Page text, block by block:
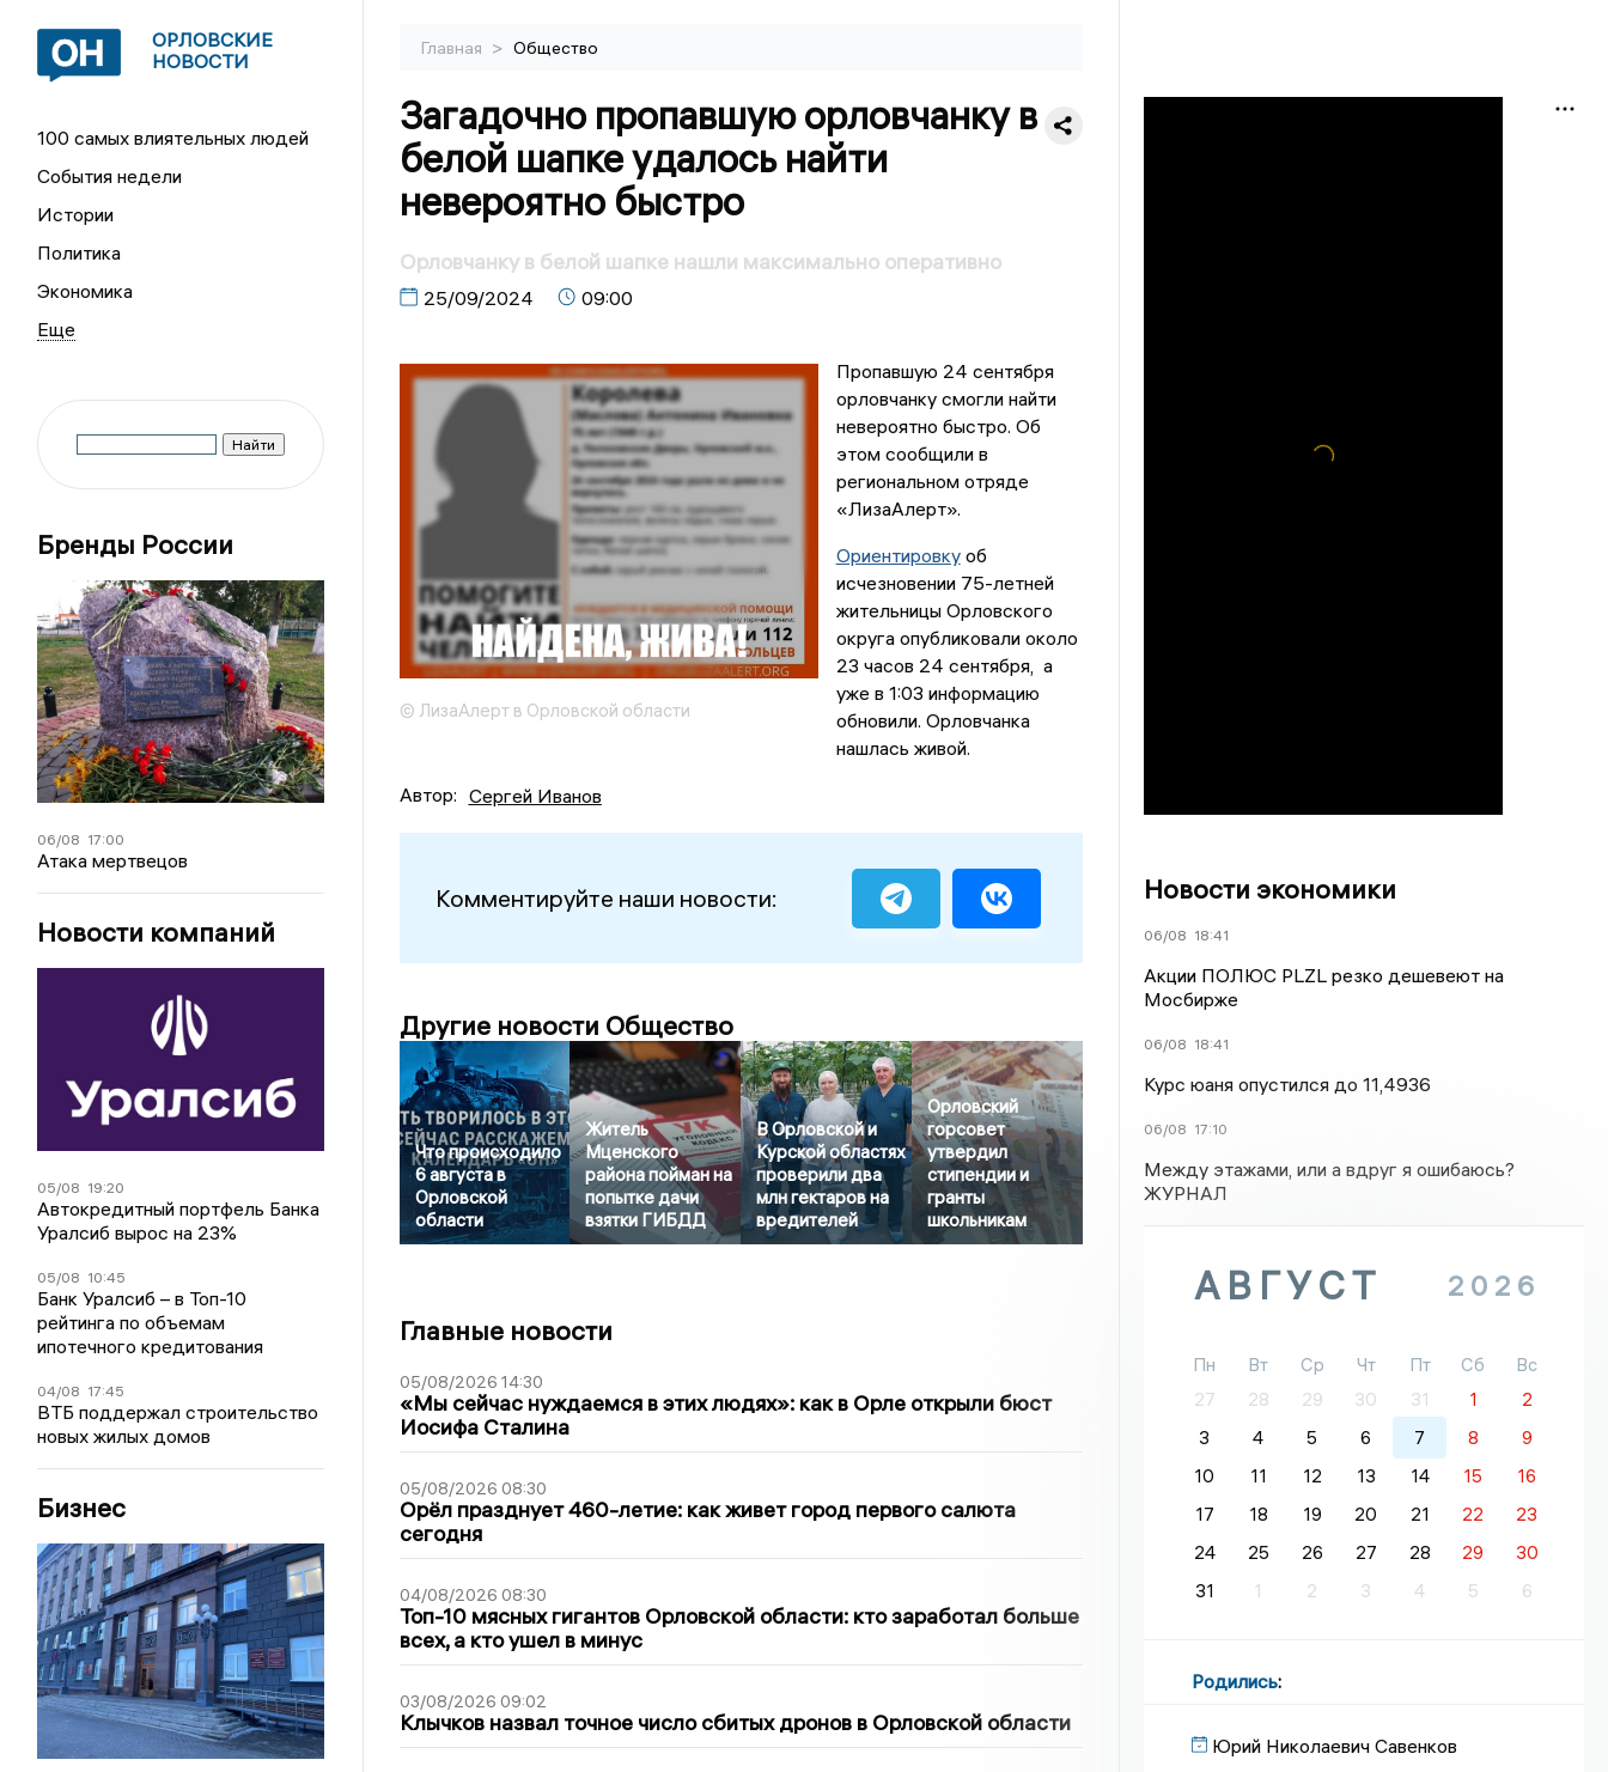
ОРЛОВСКИЕ
НОВОСТИ
100 самых влиятельных людей
События недели
Истории
Политика
Экономика
Бренды России
06/08 17:00
Атака мертвецов
Новости компаний
05/08 19:20
Автокредитный портфель Банка
Уралсиб вырос на 23%
05/08 10:45
Банк Уралсиб – в Топ-10
рейтинга по объемам
ипотечного кредитования
04/08 17:45
ВТБ поддержал строительство
новых жилых домов
Бизнес
Главная > Общество
Загадочно пропавшую орловчанку в
белой шапке удалось найти
невероятно быстро
Орловчанку в белой шапке нашли максимально оперативно
25/09/2024 09:00
© ЛизаАлерт в Орловской области
Пропавшую 24 сентября
орловчанку смогли найти
невероятно быстро. Об
этом сообщили в
региональном отряде
«ЛизаАлерт».
Ориентировкуоб
исчезновении 75-летней
жительницы Орловского
округа опубликовали около
23 часов 24 сентября, а
уже в 1:03 информацию
обновили. Орловчанка
нашлась живой.
Автор: Сергей Иванов
Комментируйте наши новости:
Другие новости Общество
Что происходило
6 августа в
Орловской
области
Житель
Мценского
района пойман на
попытке дачи
взятки ГИБДД
В Орловской и
Курской областях
проверили два
млн гектаров на
вредителей
Орловский
горсовет
утвердил
стипендии и
гранты
школьникам
Главные новости
05/08/2026 14:30
«Мы сейчас нуждаемся в этих людях»: как в Орле открыли бюст
Иосифа Сталина
05/08/2026 08:30
Орёл празднует 460-летие: как живет город первого салюта
сегодня
04/08/2026 08:30
Топ-10 мясных гигантов Орловской области: кто заработал больше
всех, а кто ушел в минус
03/08/2026 09:02
Клычков назвал точное число сбитых дронов в Орловской области
Новости экономики
06/08 18:41
Акции ПОЛЮС PLZL резко дешевеют на
Мосбирже
06/08 18:41
Курс юаня опустился до 11,4936
06/08 17:10
Между этажами, или а вдруг я ошибаюсь?
ЖУРНАЛ
АВГУСТ 2026
Пн Вт Ср Чт Пт Сб
Вс
27
28 29 30 31 1
2
3
4 5 6 7 8
9
10
11 12 13 14 15
16
17
18 19 20 21 22
23
24
25 26 27 28 29
30
31
1 2 3 4 5 6
Родились:
Юрий Николаевич Савенков